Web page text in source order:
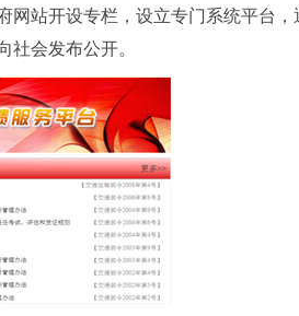
开设专栏，设立专门系统平台，
会发布公开。